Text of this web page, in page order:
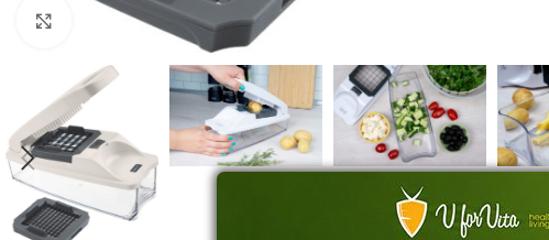
Click to enlarge